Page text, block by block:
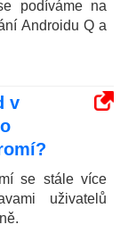
podíváme na
Androidu Q a
v
se stále více
uživatelů